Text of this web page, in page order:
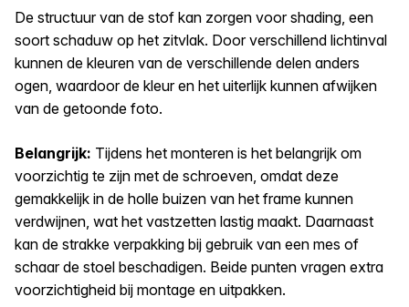
De structuur van de stof kan zorgen voor shading, een
soort schaduw op het zitvlak. Door verschillend lichtinval
kunnen de kleuren van de verschillende delen anders
ogen, waardoor de kleur en het uiterlijk kunnen afwijken
van de getoonde foto.
Belangrijk: Tijdens het monteren is het belangrijk om
voorzichtig te zijn met de schroeven, omdat deze
gemakkelijk in de holle buizen van het frame kunnen
verdwijnen, wat het vastzetten lastig maakt. Daarnaast
kan de strakke verpakking bij gebruik van een mes of
schaar de stoel beschadigen. Beide punten vragen extra
voorzichtigheid bij montage en uitpakken.